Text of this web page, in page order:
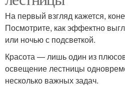
На первый взгляд кажется,
Посмотрите, как эффектно
или ночью с подсветкой.
Красота — лишь один из
освещение лестницы
несколько важных задач.